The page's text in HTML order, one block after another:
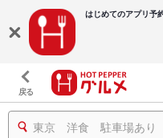
はじめてのアプリ予
戻る
東京 洋食 駐車場あり